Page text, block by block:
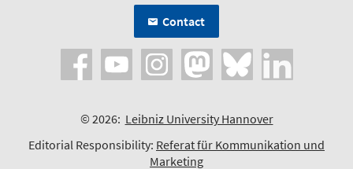
Contact
© 2026: Leibniz University Hannover
Editorial Responsibility: Referat für Kommunikation und
Marketing